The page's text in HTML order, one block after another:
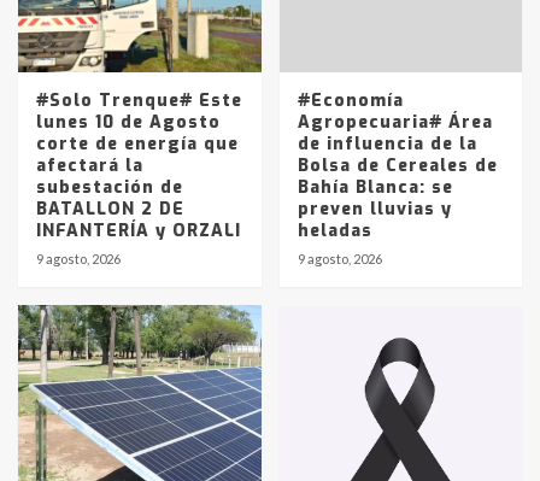
1
2
14 allanamientos con Gendarmería
en T.Lauquen, Pehuajó y Carlos
Casares
Identidad de los adolescentes
pampeanos que fueron
protagonistas del fatal accidente
4
Accidente en Ruta 5: falleció un
joven de Trenque Lauquen
#Solo Trenque# Este
lunes 10 de Agosto
corte de energía que
afectará la
subestación de
BATALLON 2 DE
INFANTERÍA y ORZALI
9 agosto, 2026
#Economía
Agropecuaria# Área
de influencia de la
Bolsa de Cereales de
Bahía Blanca: se
preven lluvias y
heladas
9 agosto, 2026